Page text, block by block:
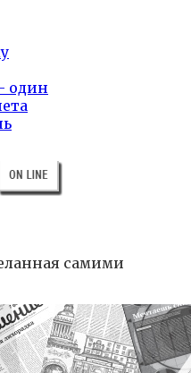
один
самими